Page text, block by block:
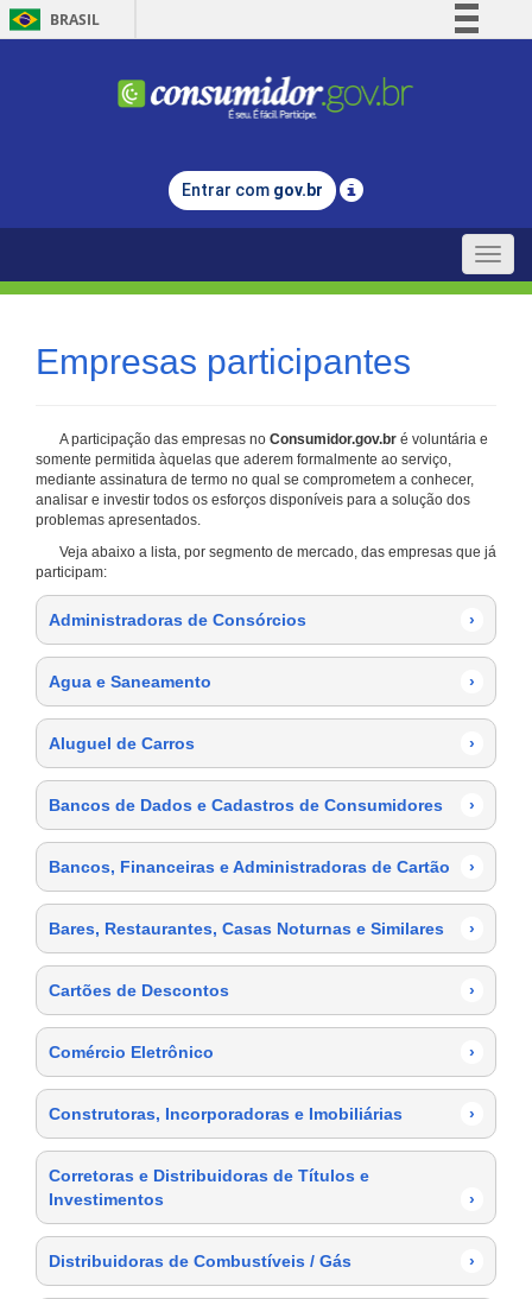
BRASIL
Comunica BR
Legislação
Entrar com gov.br
Toggle
Empresas participantes
A participação das empresas no Consumidor.gov.br é voluntária e
somente permitida àquelas que aderem formalmente ao serviço,
mediante assinatura de termo no qual se comprometem a conhecer,
analisar e investir todos os esforços disponíveis para a solução dos
problemas apresentados.
Veja abaixo a lista, por segmento de mercado, das empresas que já
participam:
Administradoras de Consórcios ›
Agua e Saneamento ›
Aluguel de Carros ›
Bancos de Dados e Cadastros de Consumidores ›
Bancos, Financeiras e Administradoras de Cartão ›
Bares, Restaurantes, Casas Noturnas e Similares ›
Cartões de Descontos ›
Comércio Eletrônico ›
Construtoras, Incorporadoras e Imobiliárias ›
Corretoras e Distribuidoras de Títulos e
Investimentos
›
Distribuidoras de Combustíveis / Gás ›